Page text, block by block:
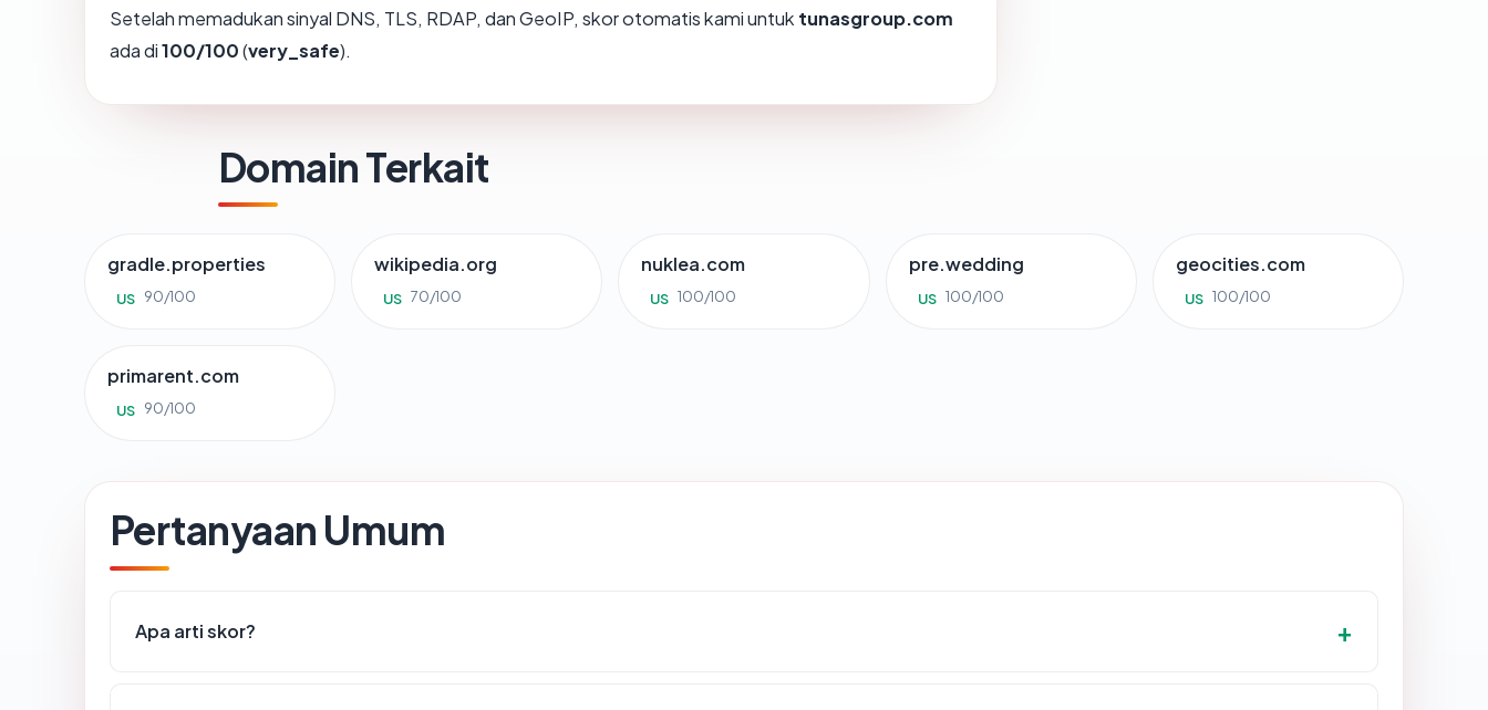
Setelah memadukan sinyal DNS, TLS, RDAP, dan GeoIP, skor otomatis kami untuk tunasgroup.com
ada di100/100(very_safe).
Domain Terkait
gradle.properties
US 90/100
wikipedia.org
US 70/100
nuklea.com
US 100/100
pre.wedding
US 100/100
geocities.com
US 100/100
primarent.com
US 90/100
Pertanyaan Umum
Apa arti skor?